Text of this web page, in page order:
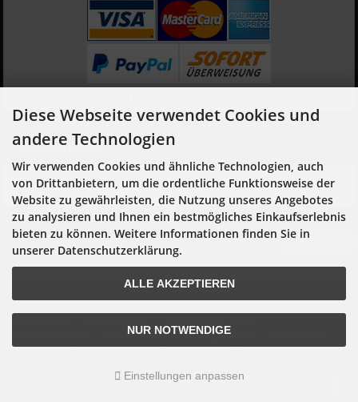
Newsletter
Hier geht es zur Newsletter-An- und Abmeldung
Anmelden
Datenschutzerklärung
Kontakt
Widerrufsrecht Referenzen
Produkte
Diese Webseite verwendet Cookies und
andere Technologien
Wir verwenden Cookies und ähnliche Technologien, auch
von Drittanbietern, um die ordentliche Funktionsweise der
Website zu gewährleisten, die Nutzung unseres Angebotes
zu analysieren und Ihnen ein bestmögliches Einkaufserlebnis
bieten zu können. Weitere Informationen finden Sie in
unserer Datenschutzerklärung.
ALLE AKZEPTIEREN
NUR NOTWENDIGE
Einstellungen anpassen